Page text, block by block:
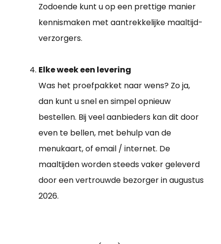
Zodoende kunt u op een prettige manier
kennismaken met aantrekkelijke maaltijd-
verzorgers.
Elke week een levering
Was het proefpakket naar wens? Zo ja,
dan kunt u snel en simpel opnieuw
bestellen. Bij veel aanbieders kan dit door
even te bellen, met behulp van de
menukaart, of email / internet. De
maaltijden worden steeds vaker geleverd
door een vertrouwde bezorger in augustus
2026.